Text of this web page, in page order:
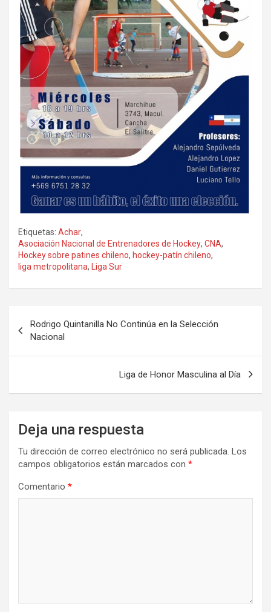
Etiquetas: Achar,
Asociación Nacional de Entrenadores de Hockey, CNA,
Hockey sobre patines chileno, hockey-patín chileno,
liga metropolitana, Liga Sur
de
entradas
Rodrigo Quintanilla No Continúa en la Selección
Nacional
Liga de Honor Masculina al Día
Deja una respuesta
Tu dirección de correo electrónico no será publicada. Los
campos obligatorios están marcados con *
Comentario *